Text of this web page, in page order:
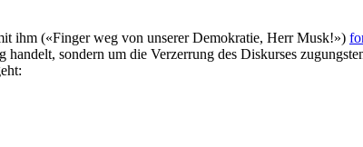
ihm («Finger weg von unserer Demokratie, Herr Musk!»)
sondern um die Verzerrung des Diskurses